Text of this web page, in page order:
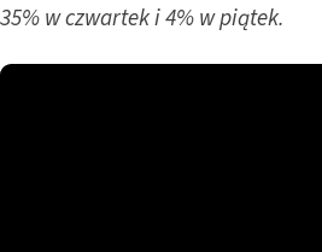
35% w czwartek i 4% w piątek.